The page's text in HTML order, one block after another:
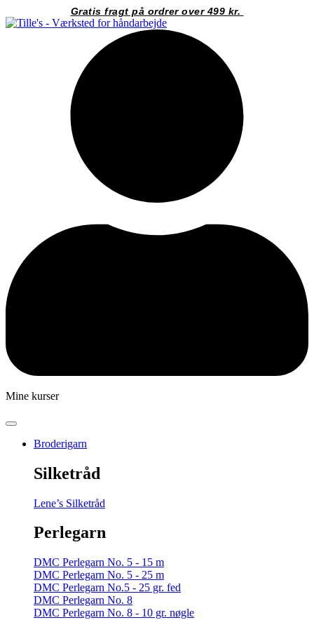
til
Gratis fragt på ordrer over 499 kr.
Mine kurser
Broderigarn
Silketråd
Lene’s Silketråd
Perlegarn
DMC Perlegarn No. 5 - 15 m
DMC Perlegarn No. 5 - 25 m
DMC Perlegarn No.5 - 25 gr. fed
DMC Perlegarn No. 8
DMC Perlegarn No. 8 - 10 gr. nøgle